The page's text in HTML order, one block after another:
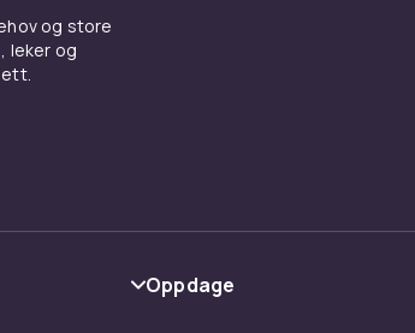
Forhjulsett er vanligvis enklere å
mer verktøy – men gir også mer kraft med
og lange distanser. Perfekt for de som
og store
leker og
Oppdage